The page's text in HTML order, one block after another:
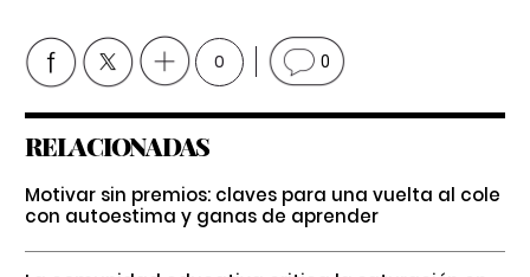
0 0
RELACIONADAS
Motivar sin premios: claves para una vuelta al cole
con autoestima y ganas de aprender